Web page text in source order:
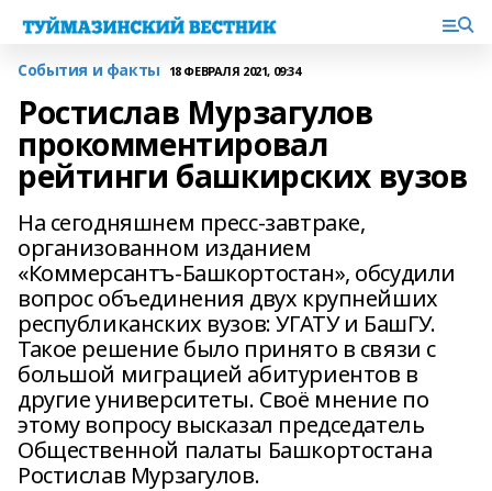
События и факты 18 ФЕВРАЛЯ 2021, 09:34
Ростислав Мурзагулов
прокомментировал
рейтинги башкирских вузов
На сегодняшнем пресс-завтраке,
организованном изданием
«Коммерсантъ-Башкортостан», обсудили
вопрос объединения двух крупнейших
республиканских вузов: УГАТУ и БашГУ.
Такое решение было принято в связи с
большой миграцией абитуриентов в
другие университеты. Своё мнение по
этому вопросу высказал председатель
Общественной палаты Башкортостана
Ростислав Мурзагулов.